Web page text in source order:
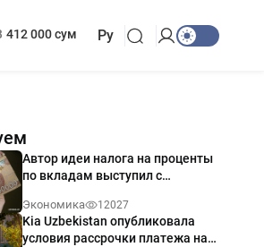
412 000 сум Ру
Автор идеи налога на проценты
по вкладам выступил с
Экономика 12027
Kia Uzbekistan опубликовала
условия рассрочки платежа на